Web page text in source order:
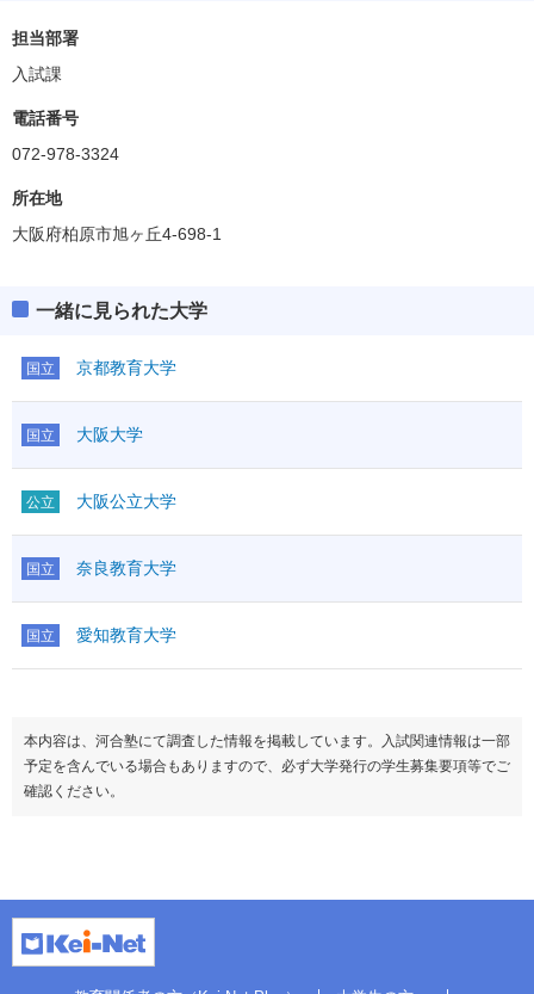
担当部署
入試課
電話番号
072-978-3324
所在地
大阪府柏原市旭ヶ丘4-698-1
一緒に見られた大学
国立 京都教育大学
国立 大阪大学
公立 大阪公立大学
国立 奈良教育大学
国立 愛知教育大学
本内容は、河合塾にて調査した情報を掲載しています。入試関連情報は一部
予定を含んでいる場合もありますので、必ず大学発行の学生募集要項等でご
確認ください。